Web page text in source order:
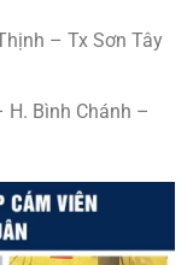
– Tx Sơn Tây
H. Bình Chánh –